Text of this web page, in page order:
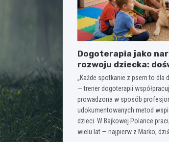
Dogoterapia jako
rozwoju dziecka:
żłobka,
obserwacji
„Każde spotkanie z psem to dla
— trener dogoterapii
prowadzona w sposób
udokumentowanych metod
dzieci. W Bajkowej Polance
wielu lat — najpierw z Marko,